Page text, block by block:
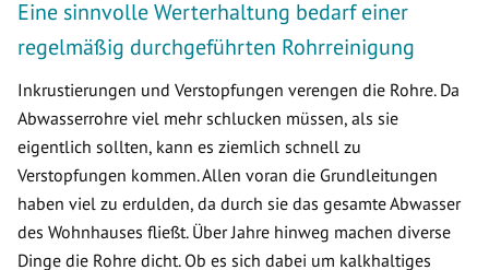
Eine sinnvolle Werterhaltung bedarf einer
regelmäßig durchgeführten Rohrreinigung
Inkrustierungen und Verstopfungen verengen die Rohre. Da
Abwasserrohre viel mehr schlucken müssen, als sie
eigentlich sollten, kann es ziemlich schnell zu
Verstopfungen kommen. Allen voran die Grundleitungen
haben viel zu erdulden, da durch sie das gesamte Abwasser
des Wohnhauses fließt. Über Jahre hinweg machen diverse
Dinge die Rohre dicht. Ob es sich dabei um kalkhaltiges